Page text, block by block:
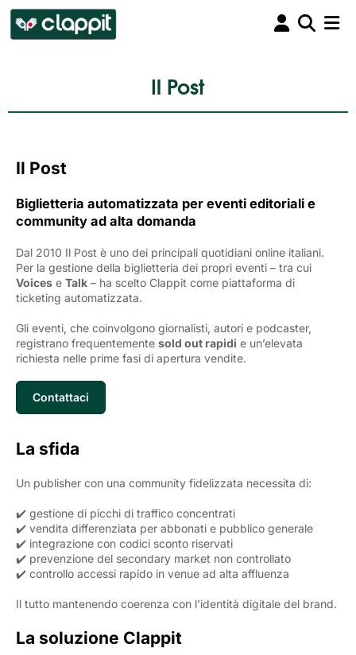
Il Post
Il Post
Biglietteria automatizzata per eventi editoriali e
community ad alta domanda
Dal 2010 Il Post è uno dei principali quotidiani online italiani.
Per la gestione della biglietteria dei propri eventi – tra cui
Voices e Talk – ha scelto Clappit come piattaforma di
ticketing automatizzata.
Gli eventi, che coinvolgono giornalisti, autori e podcaster,
registrano frequentemente sold out rapidi e un’elevata
richiesta nelle prime fasi di apertura vendite.
Contattaci
La sfida
Un publisher con una community fidelizzata necessita di:
✔️ gestione di picchi di traffico concentrati
✔️ vendita differenziata per abbonati e pubblico generale
✔️ integrazione con codici sconto riservati
✔️ prevenzione del secondary market non controllato
✔️ controllo accessi rapido in venue ad alta affluenza
Il tutto mantenendo coerenza con l’identità digitale del brand.
La soluzione Clappit